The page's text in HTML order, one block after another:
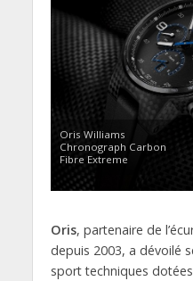
Oris Williams
Chronograph Carbon
Fibre Extreme
Oris, partenaire de
depuis 2003, a dévoilé
sport techniques